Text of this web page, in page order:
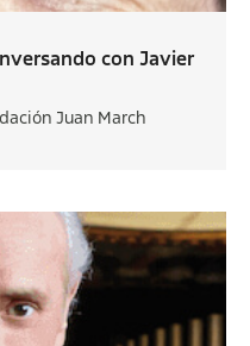
con Javier
Juan March